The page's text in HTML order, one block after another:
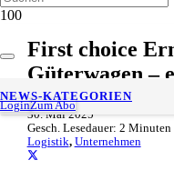
LoginZum Abo
NEWS-KATEGORIEN
First choice
Güterwagen –
30. Mai 2025
Gesch. Lesedauer: 2 Minuten
Logistik, Unternehmen